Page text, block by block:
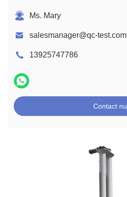
Ms. Mary
salesmanager@qc-test.com
13925747786
Contact nu